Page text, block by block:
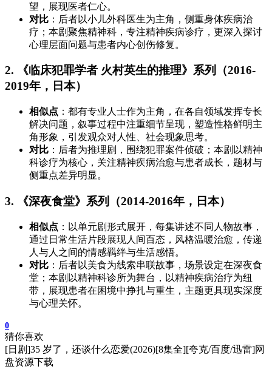
望，展现医者仁心。
对比 ：后者以小儿外科医生为主角，侧重身体疾病治
疗；本剧聚焦精神科，专注精神疾病诊疗，更深入探讨
心理层面问题与患者内心创伤修复。
2. 《临床犯罪学者 火村英生的推理》系列（2016-
2019年，日本）
相似点 ：都有专业人士作为主角，在各自领域发挥专长
解决问题，叙事过程中注重细节呈现，塑造性格鲜明主
角形象，引发观众对人性、社会现象思考。
对比 ：后者为推理剧，围绕犯罪案件侦破；本剧以精神
科诊疗为核心，关注精神疾病治愈与患者成长，题材与
侧重点差异明显。
3. 《深夜食堂》系列（2014-2016年，日本）
相似点 ：以单元剧形式展开，每集讲述不同人物故事，
通过日常生活片段展现人间百态，风格温暖治愈，传递
人与人之间的情感羁绊与生活感悟。
对比 ：后者以美食为线索串联故事，场景设定在深夜食
堂；本剧以精神科诊所为舞台，以精神疾病治疗为纽
带，展现患者在困境中挣扎与重生，主题更具现实深度
与心理关怀。
0
猜你喜欢
[日剧]35 岁了，还谈什么恋爱(2026)[8集全][夸克/百度/迅雷]网
盘资源下载